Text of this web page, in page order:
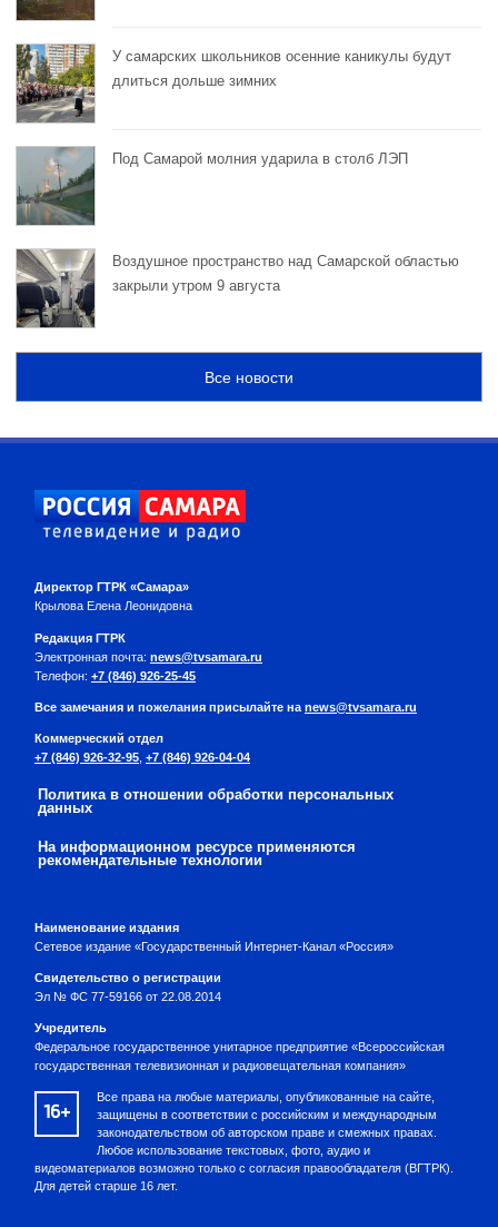
У самарских школьников осенние каникулы будут
длиться дольше зимних
Под Самарой молния ударила в столб ЛЭП
Воздушное пространство над Самарской областью
закрыли утром 9 августа
Все новости
Директор ГТРК «Самара»
Крылова Елена Леонидовна
Редакция ГТРК
Электронная почта: news@tvsamara.ru
Телефон: +7 (846) 926-25-45
Все замечания и пожелания присылайте на news@tvsamara.ru
Коммерческий отдел
+7 (846) 926-32-95 +7 (846) 926-04-04
Политика в отношении обработки персональных
данных
На информационном ресурсе применяются
рекомендательные технологии
Наименование издания
Сетевое издание «Государственный Интернет-Канал «Россия»
Свидетельство о регистрации
Эл № ФС 77-59166 от 22.08.2014
Учредитель
Федеральное государственное унитарное предприятие «Всероссийская
государственная телевизионная и радиовещательная компания»
16+
Все права на любые материалы, опубликованные на сайте,
защищены в соответствии с российским и международным
законодательством об авторском праве и смежных правах.
Любое использование текстовых, фото, аудио и
видеоматериалов возможно только с согласия правообладателя (ВГТРК).
Для детей старше 16 лет.